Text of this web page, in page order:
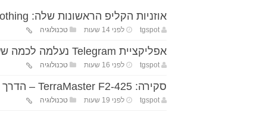
אוזניות הקליפ הראשונות שלה: Nothing משיקה את CMF Clip Pro
tgspot לפני 14 שעות טכנולוגיה
אפליקציית Telegram נעלמה לכמה שעות מ-AppStore – וזה יכול לקרות לכולם
tgspot לפני 16 שעות טכנולוגיה
סקירה: TerraMaster F2-425 – הדרך הפשוטה להקים ענן פרטי
tgspot לפני 19 שעות טכנולוגיה